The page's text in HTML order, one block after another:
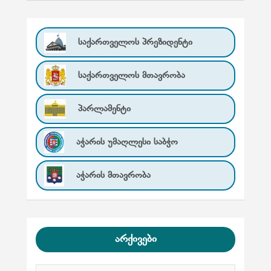
საქართველოს პრეზიდენტი
საქართველოს მთავრობა
პარლამენტი
აჭარის უმაღლესი საბჭო
აჭარის მთავრობა
არქივები